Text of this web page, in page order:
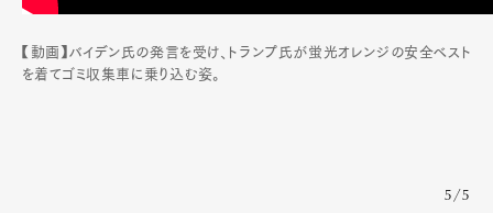
【動画】バイデン氏の発言を受け、トランプ氏が蛍光オレンジの安全ベスト
を着てゴミ収集車に乗り込む姿。
5/5